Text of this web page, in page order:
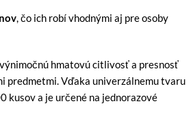
, čo ich robí vhodnými aj pre osoby
hmatovú citlivosť a presnosť
predmetmi. Vďaka univerzálnemu tvaru
kusov a je určené na jednorazové